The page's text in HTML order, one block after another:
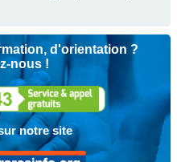
d'orientation ?
nous !
notre site